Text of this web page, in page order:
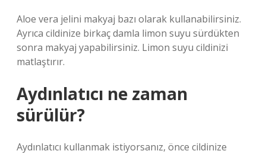
Aloe vera jelini makyaj bazı olarak kullanabilirsiniz.
Ayrıca cildinize birkaç damla limon suyu sürdükten
sonra makyaj yapabilirsiniz. Limon suyu cildinizi
matlaştırır.
Aydınlatıcı ne zaman
sürülür?
Aydınlatıcı kullanmak istiyorsanız, önce cildinize